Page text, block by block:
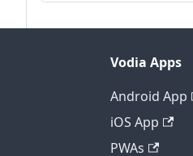
Vodia Apps
Android App
iOS App
PWAs